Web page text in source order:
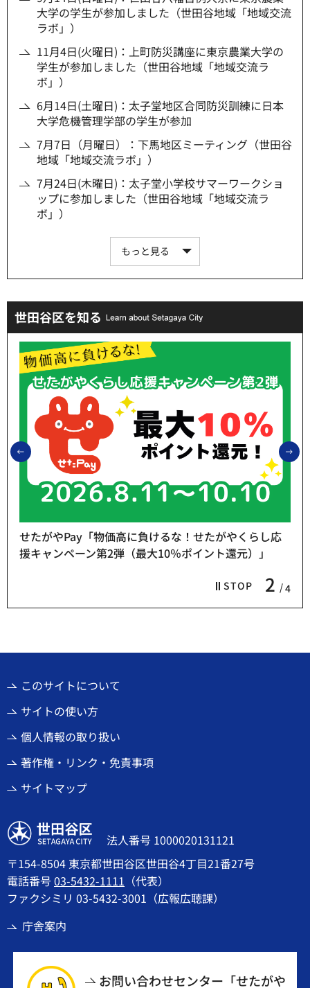
大学の学生が参加しました（世田谷地域「地域交流
ラボ」）
11月4日(火曜日)：上町防災講座に東京農業大学の
学生が参加しました（世田谷地域「地域交流ラ
ボ」）
6月14日(土曜日)：太子堂地区合同防災訓練に日本
大学危機管理学部の学生が参加
7月7日（月曜日）：下馬地区ミーティング（世田谷
地域「地域交流ラボ」）
7月24日(木曜日)：太子堂小学校サマーワークショ
ップに参加しました（世田谷地域「地域交流ラ
ボ」）
もっと見る
世田谷区を知る
前のスライドを表示
STOP 2 4
せたがやPay「物価高に負けるな！せたがやくらし応
援キャンペーン第2弾（最大10％ポイント還元）」
このサイトについて
サイトの使い方
個人情報の取り扱い
著作権・リンク・免責事項
サイトマップ
世田谷区
法人番号 1000020131121
〒154-8504 東京都世田谷区世田谷4丁目21番27号
電話番号03-5432-1111 （代表）
ファクシミリ 03-5432-3001（広報広聴課）
庁舎案内
お問い合わせセンター「せたがや